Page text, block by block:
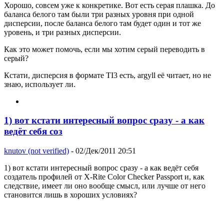
Хорошо, совсем уже к конкретике. Вот есть серая плашка. До
баланса белого там были три разных уровня при одной
дисперсии, после баланса белого там будет один и тот же
уровень, и три разных дисперсии.
Как это может помочь, если мы хотим серый переводить в
серый?
Кстати, дисперсия в формате TI3 есть, argyll её читает, но не
знаю, использует ли.
1) вот кстати интересный вопрос сразу - а как
ведёт себя соз
knutov (not verified) - 02/Дек/2011 20:51
1) вот кстати интересный вопрос сразу - а как ведёт себя
создатель профилей от X-Rite Color Checker Passport и, как
следствие, имеет ли оно вообще смысл, или лучше от него
становится лишь в хороших условиях?